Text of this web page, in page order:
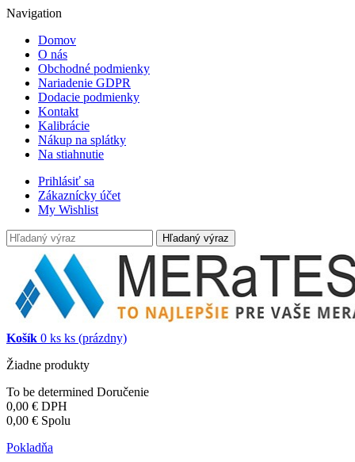
Navigation
Domov
O nás
Obchodné podmienky
Nariadenie GDPR
Dodacie podmienky
Kontakt
Kalibrácie
Nákup na splátky
Na stiahnutie
Prihlásiť sa
Zákaznícky účet
My Wishlist
Hľadaný výraz
Košík 0 ks ks (prázdny)
Žiadne produkty
To be determined Doručenie
0,00 € DPH
0,00 € Spolu
Pokladňa